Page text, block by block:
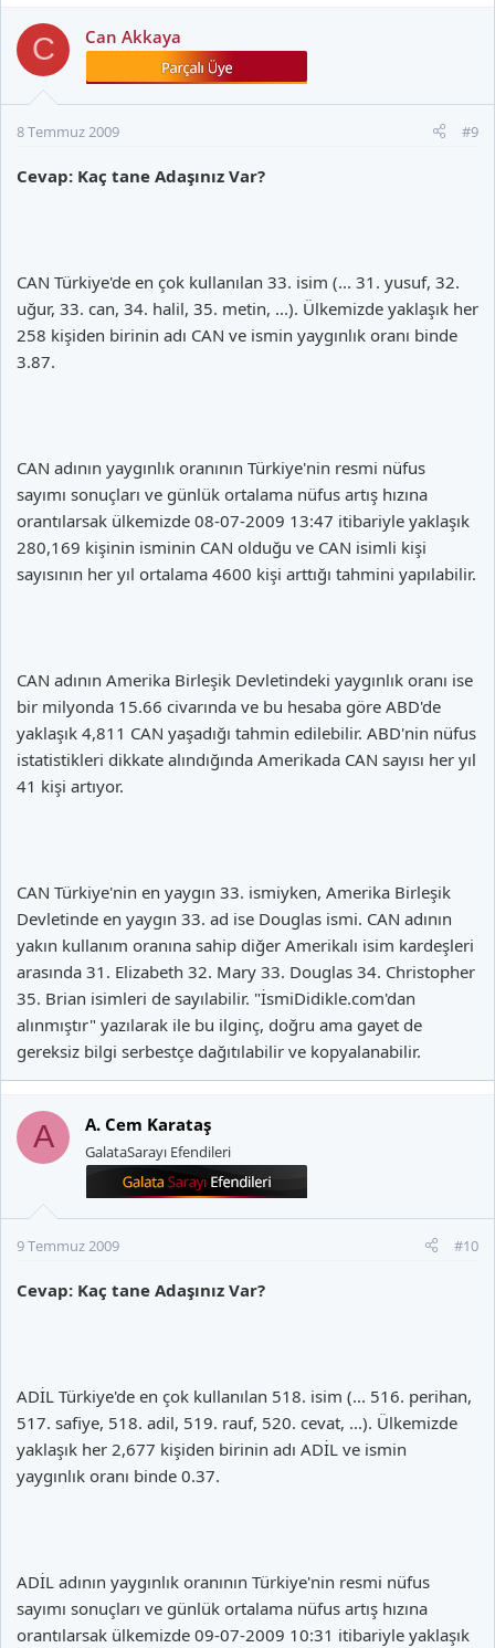
C Can Akkaya
8 Temmuz 2009 #9
Cevap: Kaç tane Adaşınız Var?
CAN Türkiye'de en çok kullanılan 33. isim (... 31. yusuf, 32.
uğur, 33. can, 34. halil, 35. metin, ...). Ülkemizde yaklaşık her
258 kişiden birinin adı CAN ve ismin yaygınlık oranı binde
3.87.
CAN adının yaygınlık oranının Türkiye'nin resmi nüfus
sayımı sonuçları ve günlük ortalama nüfus artış hızına
orantılarsak ülkemizde 08-07-2009 13:47 itibariyle yaklaşık
280,169 kişinin isminin CAN olduğu ve CAN isimli kişi
sayısının her yıl ortalama 4600 kişi arttığı tahmini yapılabilir.
CAN adının Amerika Birleşik Devletindeki yaygınlık oranı ise
bir milyonda 15.66 civarında ve bu hesaba göre ABD'de
yaklaşık 4,811 CAN yaşadığı tahmin edilebilir. ABD'nin nüfus
istatistikleri dikkate alındığında Amerikada CAN sayısı her yıl
41 kişi artıyor.
CAN Türkiye'nin en yaygın 33. ismiyken, Amerika Birleşik
Devletinde en yaygın 33. ad ise Douglas ismi. CAN adının
yakın kullanım oranına sahip diğer Amerikalı isim kardeşleri
arasında 31. Elizabeth 32. Mary 33. Douglas 34. Christopher
35. Brian isimleri de sayılabilir. "İsmiDidikle.com'dan
alınmıştır" yazılarak ile bu ilginç, doğru ama gayet de
gereksiz bilgi serbestçe dağıtılabilir ve kopyalanabilir.
A A. Cem Karataş
GalataSarayı Efendileri
9 Temmuz 2009 #10
Cevap: Kaç tane Adaşınız Var?
ADİL Türkiye'de en çok kullanılan 518. isim (... 516. perihan,
517. safiye, 518. adil, 519. rauf, 520. cevat, ...). Ülkemizde
yaklaşık her 2,677 kişiden birinin adı ADİL ve ismin
yaygınlık oranı binde 0.37.
ADİL adının yaygınlık oranının Türkiye'nin resmi nüfus
sayımı sonuçları ve günlük ortalama nüfus artış hızına
orantılarsak ülkemizde 09-07-2009 10:31 itibariyle yaklaşık